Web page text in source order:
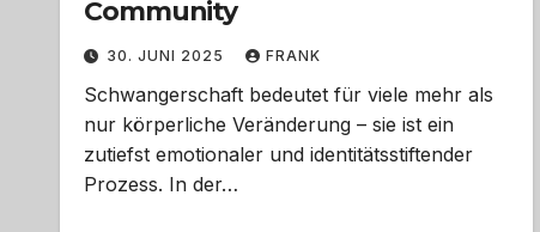
Community
30. JUNI 2025 FRANK
Schwangerschaft bedeutet für viele mehr als
nur körperliche Veränderung – sie ist ein
zutiefst emotionaler und identitätsstiftender
Prozess. In der…